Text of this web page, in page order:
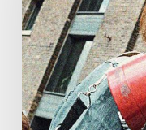
la
déclaration
de
la
société
civile